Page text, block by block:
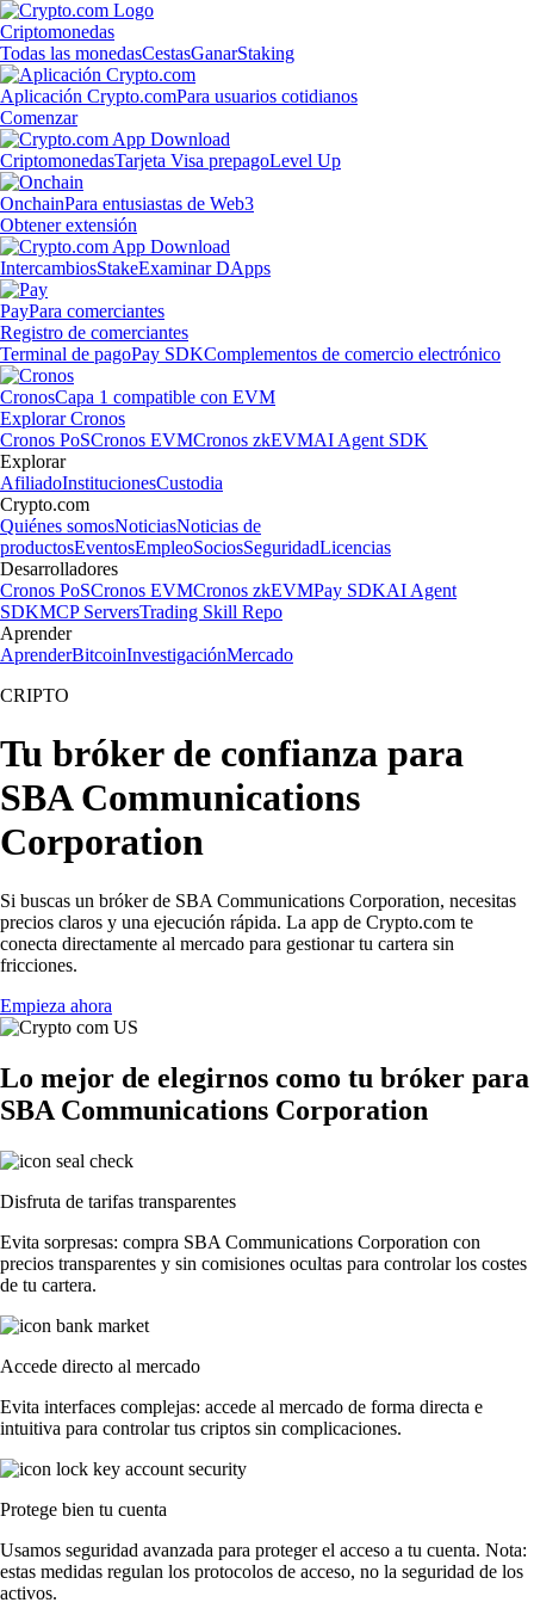
Criptomonedas
Todas las monedasCestasGanarStaking
Aplicación Crypto.comPara usuarios cotidianos
Comenzar
CriptomonedasTarjeta Visa prepagoLevel Up
OnchainPara entusiastas de Web3
Obtener extensión
IntercambiosStakeExaminar DApps
PayPara comerciantes
Registro de comerciantes
Terminal de pagoPay SDKComplementos de comercio electrónico
CronosCapa 1 compatible con EVM
Explorar Cronos
Cronos PoSCronos EVMCronos zkEVMAI Agent SDK
Explorar
AfiliadoInstitucionesCustodia
Crypto.com
Quiénes somosNoticiasNoticias de
productosEventosEmpleoSociosSeguridadLicencias
Desarrolladores
Cronos PoSCronos EVMCronos zkEVMPay SDKAI Agent
SDKMCP ServersTrading Skill Repo
Aprender
AprenderBitcoinInvestigaciónMercado
CRIPTO
Tu bróker de confianza para
SBA Communications
Corporation
Si buscas un bróker de SBA Communications Corporation, necesitas
precios claros y una ejecución rápida. La app de Crypto.com te
conecta directamente al mercado para gestionar tu cartera sin
fricciones.
Empieza ahora
Lo mejor de elegirnos como tu bróker para
SBA Communications Corporation
Disfruta de tarifas transparentes
Evita sorpresas: compra SBA Communications Corporation con
precios transparentes y sin comisiones ocultas para controlar los costes
de tu cartera.
Accede directo al mercado
Evita interfaces complejas: accede al mercado de forma directa e
intuitiva para controlar tus criptos sin complicaciones.
Protege bien tu cuenta
Usamos seguridad avanzada para proteger el acceso a tu cuenta. Nota:
estas medidas regulan los protocolos de acceso, no la seguridad de los
activos.